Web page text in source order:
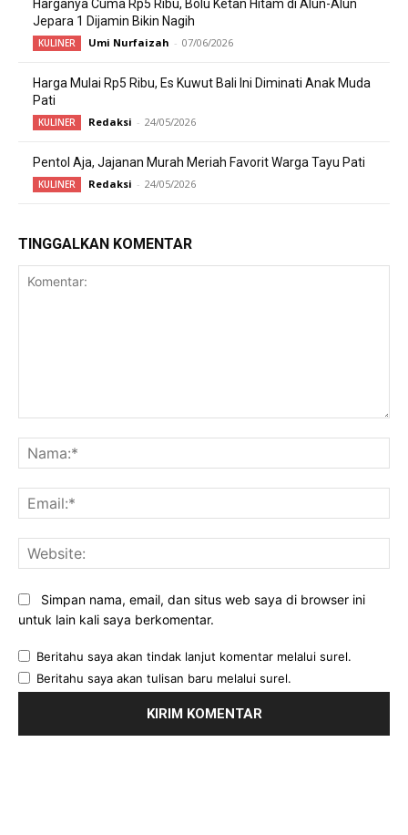
Harganya Cuma Rp5 Ribu, Bolu Ketan Hitam di Alun-Alun
Jepara 1 Dijamin Bikin Nagih
KULINER Umi Nurfaizah - 07/06/2026
Harga Mulai Rp5 Ribu, Es Kuwut Bali Ini Diminati Anak Muda
Pati
KULINER Redaksi - 24/05/2026
Pentol Aja, Jajanan Murah Meriah Favorit Warga Tayu Pati
KULINER Redaksi - 24/05/2026
TINGGALKAN KOMENTAR
Simpan nama, email, dan situs web saya di browser ini
untuk lain kali saya berkomentar.
Beritahu saya akan tindak lanjut komentar melalui surel.
Beritahu saya akan tulisan baru melalui surel.